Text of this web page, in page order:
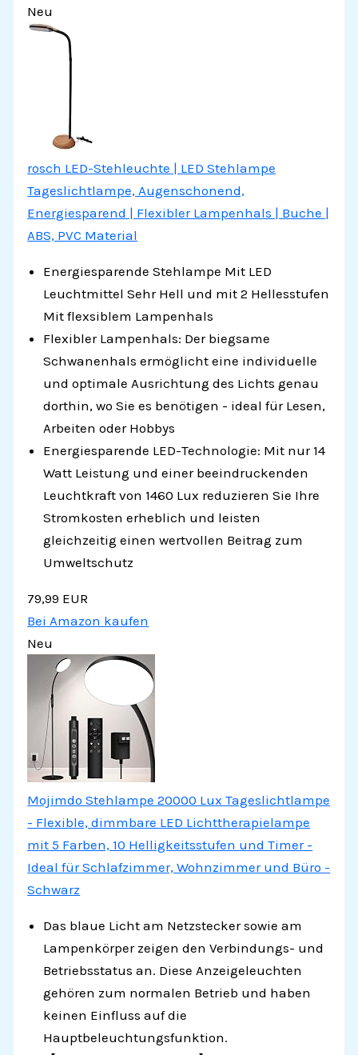
Neu
rosch LED-Stehleuchte | LED Stehlampe
Tageslichtlampe, Augenschonend,
Energiesparend | Flexibler Lampenhals | Buche |
ABS, PVC Material
Energiesparende Stehlampe Mit LED
Leuchtmittel Sehr Hell und mit 2 Hellesstufen
Mit flexsiblem Lampenhals
Flexibler Lampenhals: Der biegsame
Schwanenhals ermöglicht eine individuelle
und optimale Ausrichtung des Lichts genau
dorthin, wo Sie es benötigen - ideal für Lesen,
Arbeiten oder Hobbys
Energiesparende LED-Technologie: Mit nur 14
Watt Leistung und einer beeindruckenden
Leuchtkraft von 1460 Lux reduzieren Sie Ihre
Stromkosten erheblich und leisten
gleichzeitig einen wertvollen Beitrag zum
Umweltschutz
79,99 EUR
Bei Amazon kaufen
Neu
Mojimdo Stehlampe 20000 Lux Tageslichtlampe
- Flexible, dimmbare LED Lichttherapielampe
mit 5 Farben, 10 Helligkeitsstufen und Timer -
Ideal für Schlafzimmer, Wohnzimmer und Büro -
Schwarz
Das blaue Licht am Netzstecker sowie am
Lampenkörper zeigen den Verbindungs- und
Betriebsstatus an. Diese Anzeigeleuchten
gehören zum normalen Betrieb und haben
keinen Einfluss auf die
Hauptbeleuchtungsfunktion.